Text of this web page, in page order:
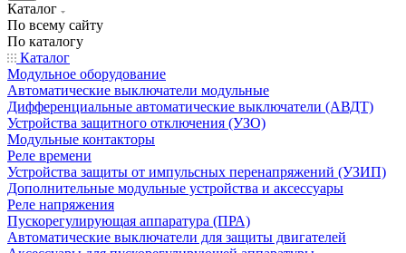
Каталог
По всему сайту
По каталогу
Каталог
Модульное оборудование
Автоматические выключатели модульные
Дифференциальные автоматические выключатели (АВДТ)
Устройства защитного отключения (УЗО)
Модульные контакторы
Реле времени
Устройства защиты от импульсных перенапряжений (УЗИП)
Дополнительные модульные устройства и аксессуары
Реле напряжения
Пускорегулирующая аппаратура (ПРА)
Автоматические выключатели для защиты двигателей